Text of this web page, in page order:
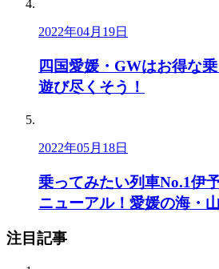
2022年04月19日
四国愛媛・GWはお得な
遊び尽くそう！
2022年05月18日
乗ってみたい列車No.1伊
ニューアル！愛媛の海・
注目記事